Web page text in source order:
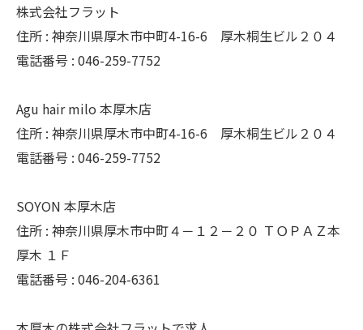
株式会社フラット
住所 : 神奈川県厚木市中町4-16-6 厚木桐生ビル２０４
電話番号 : 046-259-7752
Agu hair milo 本厚木店
住所 : 神奈川県厚木市中町4-16-6 厚木桐生ビル２０４
電話番号 : 046-259-7752
SOYON 本厚木店
住所 : 神奈川県厚木市中町４－１２－２０ ＴＯＰＡＺ本
厚木 １Ｆ
電話番号 : 046-204-6361